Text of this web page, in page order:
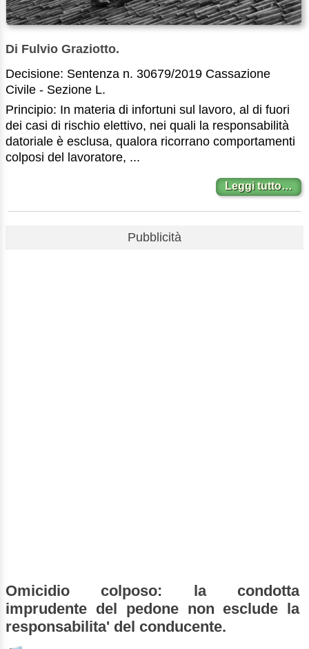
Di Fulvio Graziotto.
Decisione: Sentenza n. 30679/2019 Cassazione
Civile - Sezione L.
Principio: In materia di infortuni sul lavoro, al di fuori
dei casi di rischio elettivo, nei quali la responsabilità
datoriale è esclusa, qualora ricorrano comportamenti
colposi del lavoratore, ...
Leggi tutto…
Pubblicità
Omicidio colposo: la condotta
imprudente del pedone non esclude la
responsabilita' del conducente.